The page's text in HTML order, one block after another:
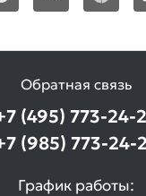
Обратная связь
(495) 773-24-
(985) 773-24-
График работы: